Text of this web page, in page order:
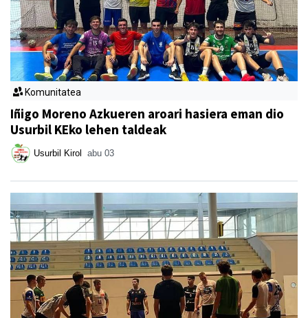
Komunitatea
Iñigo Moreno Azkueren aroari hasiera eman dio
Usurbil KEko lehen taldeak
Usurbil Kirol abu 03